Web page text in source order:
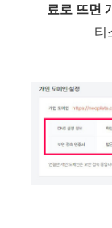
료로 뜨면
티